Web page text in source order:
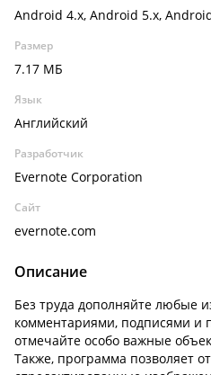
Android 4.x, Android 5.x,
Размер
7.17 МБ
Язык
Английский
Разработчик
Evernote Corporation
Сайт
evernote.com
Описание
Без труда дополняйте любые
комментариями, подписями и
отмечайте особо важные
Также, программа позволяет